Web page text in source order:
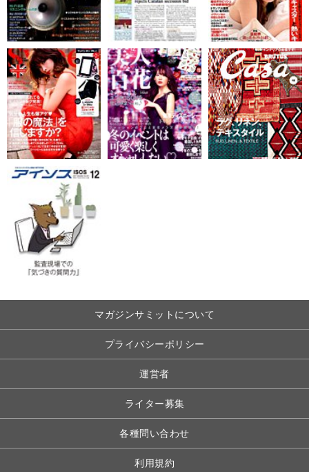
マガジンサミットについて
プライバシーポリシー
運営者
ライター募集
各種問い合わせ
利用規約